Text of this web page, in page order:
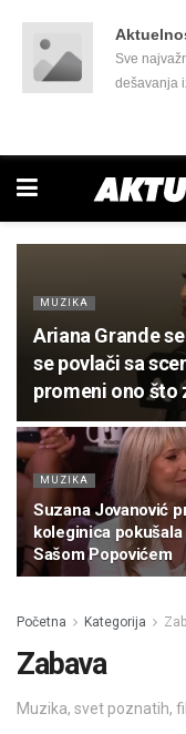
Sve
dešavanja
još
MUZIKA
Ariana Grande
se povlači sa
promeni ono što
MUZIKA
Suzana Jovanović
koleginica
Sašom Popovićem
Početna Kategorija
Zabava
Muzika, svet poznatih,